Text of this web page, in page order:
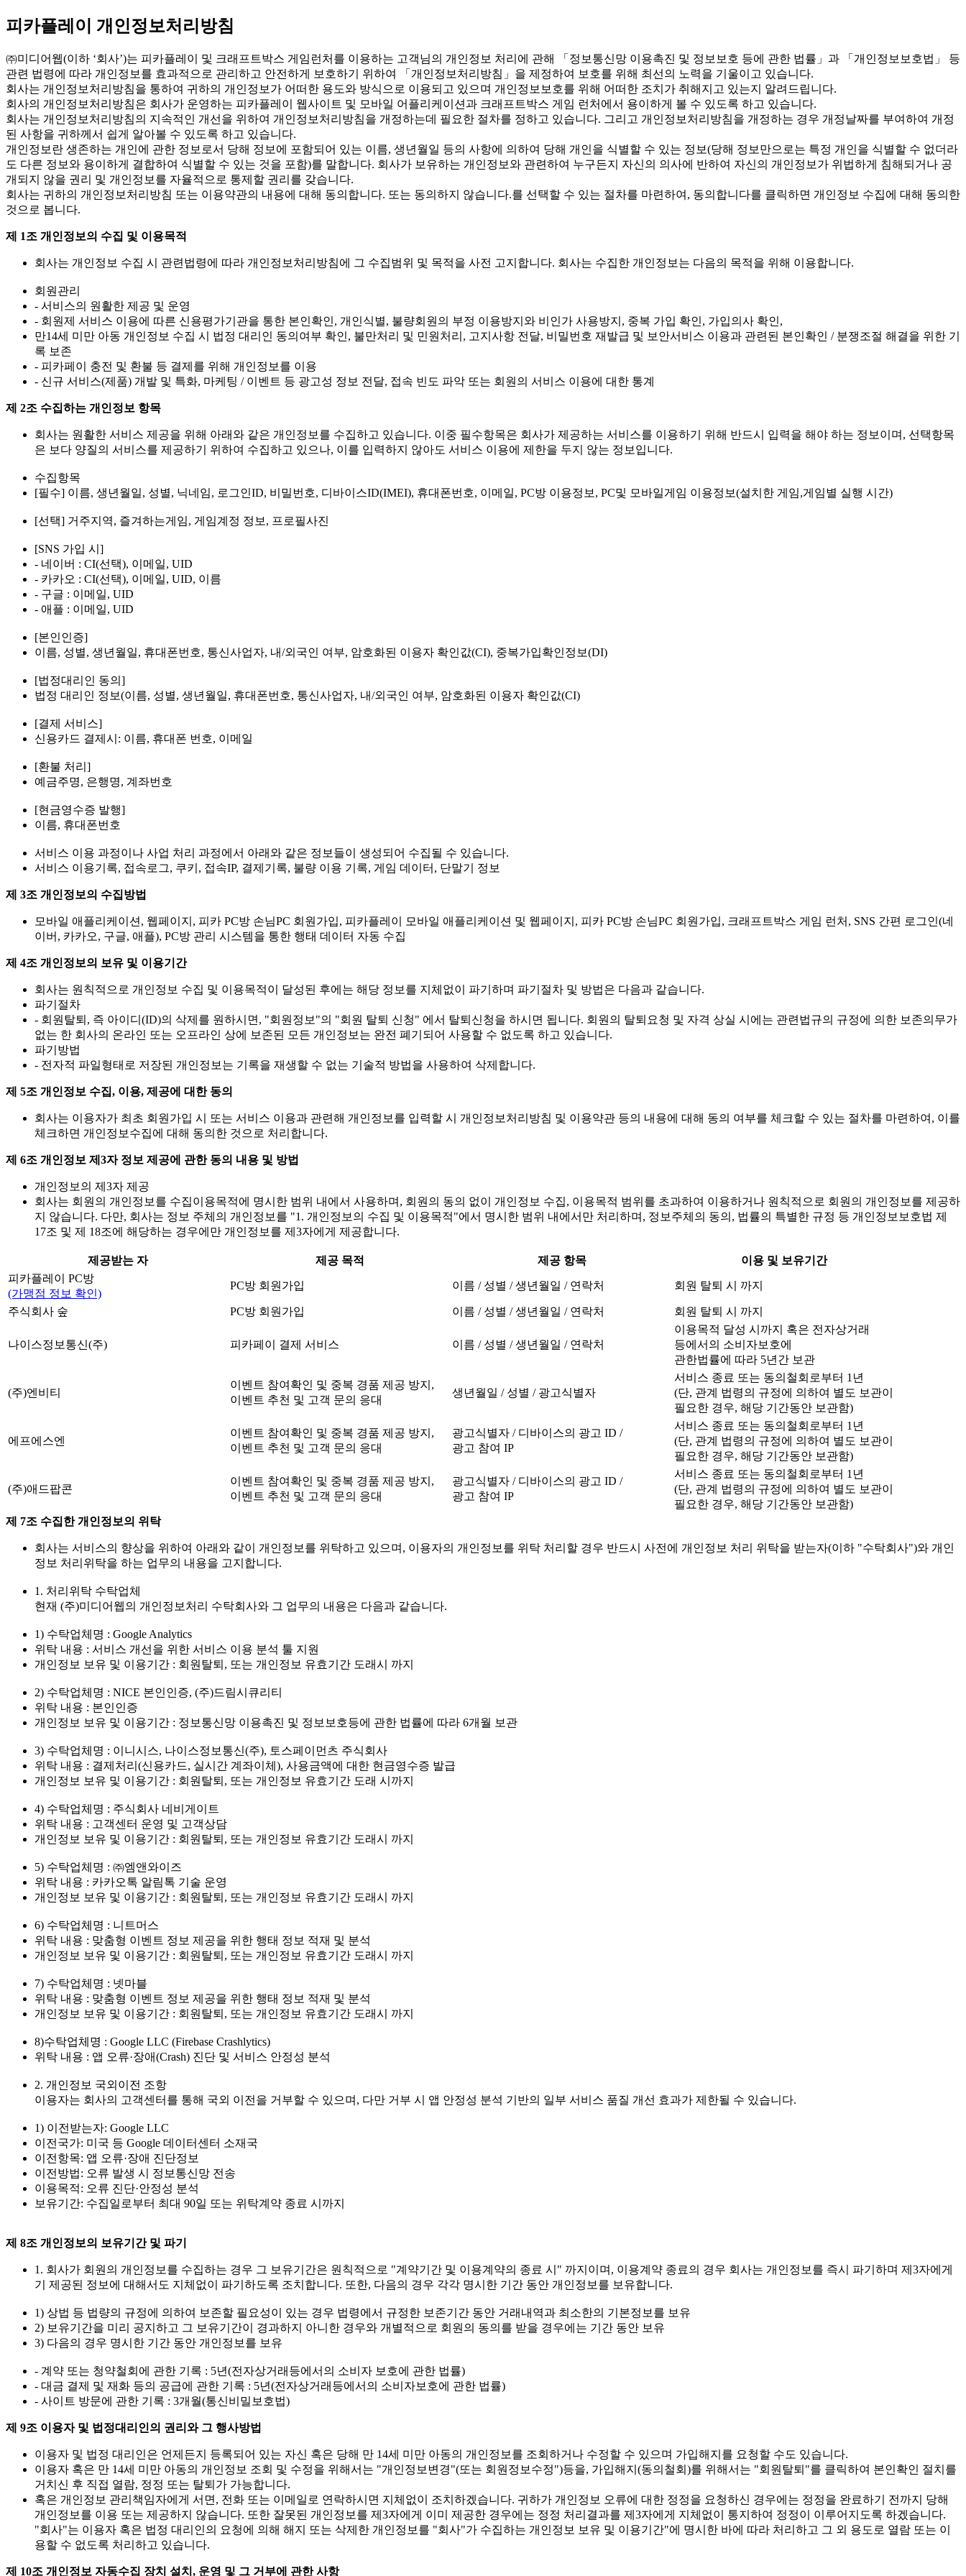
피카플레이 개인정보처리방침
㈜미디어웹(이하 ‘회사’)는 피카플레이 및 크래프트박스 게임런처를 이용하는 고객님의 개인정보 처리에 관해 「정보통신망 이용촉진 및 정보보호 등에 관한 법률」과 「개인정보보호법」 등
관련 법령에 따라 개인정보를 효과적으로 관리하고 안전하게 보호하기 위하여 「개인정보처리방침」을 제정하여 보호를 위해 최선의 노력을 기울이고 있습니다.
회사는 개인정보처리방침을 통하여 귀하의 개인정보가 어떠한 용도와 방식으로 이용되고 있으며 개인정보보호를 위해 어떠한 조치가 취해지고 있는지 알려드립니다.
회사의 개인정보처리방침은 회사가 운영하는 피카플레이 웹사이트 및 모바일 어플리케이션과 크래프트박스 게임 런처에서 용이하게 볼 수 있도록 하고 있습니다.
회사는 개인정보처리방침의 지속적인 개선을 위하여 개인정보처리방침을 개정하는데 필요한 절차를 정하고 있습니다. 그리고 개인정보처리방침을 개정하는 경우 개정날짜를 부여하여 개정
된 사항을 귀하께서 쉽게 알아볼 수 있도록 하고 있습니다.
개인정보란 생존하는 개인에 관한 정보로서 당해 정보에 포함되어 있는 이름, 생년월일 등의 사항에 의하여 당해 개인을 식별할 수 있는 정보(당해 정보만으로는 특정 개인을 식별할 수 없더라
도 다른 정보와 용이하게 결합하여 식별할 수 있는 것을 포함)를 말합니다. 회사가 보유하는 개인정보와 관련하여 누구든지 자신의 의사에 반하여 자신의 개인정보가 위법하게 침해되거나 공
개되지 않을 권리 및 개인정보를 자율적으로 통제할 권리를 갖습니다.
회사는 귀하의 개인정보처리방침 또는 이용약관의 내용에 대해 동의합니다. 또는 동의하지 않습니다.를 선택할 수 있는 절차를 마련하여, 동의합니다를 클릭하면 개인정보 수집에 대해 동의한
것으로 봅니다.
제 1조 개인정보의 수집 및 이용목적
회사는 개인정보 수집 시 관련법령에 따라 개인정보처리방침에 그 수집범위 및 목적을 사전 고지합니다. 회사는 수집한 개인정보는 다음의 목적을 위해 이용합니다.
회원관리
- 서비스의 원활한 제공 및 운영
- 회원제 서비스 이용에 따른 신용평가기관을 통한 본인확인, 개인식별, 불량회원의 부정 이용방지와 비인가 사용방지, 중복 가입 확인, 가입의사 확인,
만14세 미만 아동 개인정보 수집 시 법정 대리인 동의여부 확인, 불만처리 및 민원처리, 고지사항 전달, 비밀번호 재발급 및 보안서비스 이용과 관련된 본인확인 / 분쟁조절 해결을 위한 기
록 보존
- 피카페이 충전 및 환불 등 결제를 위해 개인정보를 이용
- 신규 서비스(제품) 개발 및 특화, 마케팅 / 이벤트 등 광고성 정보 전달, 접속 빈도 파악 또는 회원의 서비스 이용에 대한 통계
제 2조 수집하는 개인정보 항목
회사는 원활한 서비스 제공을 위해 아래와 같은 개인정보를 수집하고 있습니다. 이중 필수항목은 회사가 제공하는 서비스를 이용하기 위해 반드시 입력을 해야 하는 정보이며, 선택항목
은 보다 양질의 서비스를 제공하기 위하여 수집하고 있으나, 이를 입력하지 않아도 서비스 이용에 제한을 두지 않는 정보입니다.
수집항목
[필수] 이름, 생년월일, 성별, 닉네임, 로그인ID, 비밀번호, 디바이스ID(IMEI), 휴대폰번호, 이메일, PC방 이용정보, PC및 모바일게임 이용정보(설치한 게임,게임별 실행 시간)
[선택] 거주지역, 즐겨하는게임, 게임계정 정보, 프로필사진
[SNS 가입 시]
- 네이버 : CI(선택), 이메일, UID
- 카카오 : CI(선택), 이메일, UID, 이름
- 구글 : 이메일, UID
- 애플 : 이메일, UID
[본인인증]
이름, 성별, 생년월일, 휴대폰번호, 통신사업자, 내/외국인 여부, 암호화된 이용자 확인값(CI), 중복가입확인정보(DI)
[법정대리인 동의]
법정 대리인 정보(이름, 성별, 생년월일, 휴대폰번호, 통신사업자, 내/외국인 여부, 암호화된 이용자 확인값(CI)
[결제 서비스]
신용카드 결제시: 이름, 휴대폰 번호, 이메일
[환불 처리]
예금주명, 은행명, 계좌번호
[현금영수증 발행]
이름, 휴대폰번호
서비스 이용 과정이나 사업 처리 과정에서 아래와 같은 정보들이 생성되어 수집될 수 있습니다.
서비스 이용기록, 접속로그, 쿠키, 접속IP, 결제기록, 불량 이용 기록, 게임 데이터, 단말기 정보
제 3조 개인정보의 수집방법
모바일 애플리케이션, 웹페이지, 피카 PC방 손님PC 회원가입, 피카플레이 모바일 애플리케이션 및 웹페이지, 피카 PC방 손님PC 회원가입, 크래프트박스 게임 런처, SNS 간편 로그인(네
이버, 카카오, 구글, 애플), PC방 관리 시스템을 통한 행태 데이터 자동 수집
제 4조 개인정보의 보유 및 이용기간
회사는 원칙적으로 개인정보 수집 및 이용목적이 달성된 후에는 해당 정보를 지체없이 파기하며 파기절차 및 방법은 다음과 같습니다.
파기절차
- 회원탈퇴, 즉 아이디(ID)의 삭제를 원하시면, "회원정보"의 "회원 탈퇴 신청" 에서 탈퇴신청을 하시면 됩니다. 회원의 탈퇴요청 및 자격 상실 시에는 관련법규의 규정에 의한 보존의무가
없는 한 회사의 온라인 또는 오프라인 상에 보존된 모든 개인정보는 완전 폐기되어 사용할 수 없도록 하고 있습니다.
파기방법
- 전자적 파일형태로 저장된 개인정보는 기록을 재생할 수 없는 기술적 방법을 사용하여 삭제합니다.
제 5조 개인정보 수집, 이용, 제공에 대한 동의
회사는 이용자가 최초 회원가입 시 또는 서비스 이용과 관련해 개인정보를 입력할 시 개인정보처리방침 및 이용약관 등의 내용에 대해 동의 여부를 체크할 수 있는 절차를 마련하여, 이를
체크하면 개인정보수집에 대해 동의한 것으로 처리합니다.
제 6조 개인정보 제3자 정보 제공에 관한 동의 내용 및 방법
개인정보의 제3자 제공
회사는 회원의 개인정보를 수집이용목적에 명시한 범위 내에서 사용하며, 회원의 동의 없이 개인정보 수집, 이용목적 범위를 초과하여 이용하거나 원칙적으로 회원의 개인정보를 제공하
지 않습니다. 다만, 회사는 정보 주체의 개인정보를 "1. 개인정보의 수집 및 이용목적"에서 명시한 범위 내에서만 처리하며, 정보주체의 동의, 법률의 특별한 규정 등 개인정보보호법 제
17조 및 제 18조에 해당하는 경우에만 개인정보를 제3자에게 제공합니다.
제공받는 자 제공 목적 제공 항목
이용 및 보유기간
피카플레이 PC방
(가맹점 정보 확인)
PC방 회원가입 이름 / 성별 / 생년월일 / 연락처 회원 탈퇴 시 까지
주식회사 숲 PC방 회원가입 이름 / 성별 / 생년월일 / 연락처 회원 탈퇴 시 까지
나이스정보통신(주) 피카페이 결제 서비스 이름 / 성별 / 생년월일 / 연락처
이용목적 달성 시까지 혹은 전자상거래
등에서의 소비자보호에
관한법률에 따라 5년간 보관
(주)엔비티
이벤트 참여확인 및 중복 경품 제공 방지,
이벤트 추천 및 고객 문의 응대
생년월일 / 성별 / 광고식별자
서비스 종료 또는 동의철회로부터 1년
(단, 관계 법령의 규정에 의하여 별도 보관이
필요한 경우, 해당 기간동안 보관함)
에프에스엔
이벤트 참여확인 및 중복 경품 제공 방지,
이벤트 추천 및 고객 문의 응대
광고식별자 / 디바이스의 광고 ID /
광고 참여 IP
서비스 종료 또는 동의철회로부터 1년
(단, 관계 법령의 규정에 의하여 별도 보관이
필요한 경우, 해당 기간동안 보관함)
(주)애드팝콘
이벤트 참여확인 및 중복 경품 제공 방지,
이벤트 추천 및 고객 문의 응대
광고식별자 / 디바이스의 광고 ID /
광고 참여 IP
서비스 종료 또는 동의철회로부터 1년
(단, 관계 법령의 규정에 의하여 별도 보관이
필요한 경우, 해당 기간동안 보관함)
제 7조 수집한 개인정보의 위탁
회사는 서비스의 향상을 위하여 아래와 같이 개인정보를 위탁하고 있으며, 이용자의 개인정보를 위탁 처리할 경우 반드시 사전에 개인정보 처리 위탁을 받는자(이하 "수탁회사")와 개인
정보 처리위탁을 하는 업무의 내용을 고지합니다.
1. 처리위탁 수탁업체
현재 (주)미디어웹의 개인정보처리 수탁회사와 그 업무의 내용은 다음과 같습니다.
1) 수탁업체명 : Google Analytics
위탁 내용 : 서비스 개선을 위한 서비스 이용 분석 툴 지원
개인정보 보유 및 이용기간 : 회원탈퇴, 또는 개인정보 유효기간 도래시 까지
2) 수탁업체명 : NICE 본인인증, (주)드림시큐리티
위탁 내용 : 본인인증
개인정보 보유 및 이용기간 : 정보통신망 이용촉진 및 정보보호등에 관한 법률에 따라 6개월 보관
3) 수탁업체명 : 이니시스, 나이스정보통신(주), 토스페이먼츠 주식회사
위탁 내용 : 결제처리(신용카드, 실시간 계좌이체), 사용금액에 대한 현금영수증 발급
개인정보 보유 및 이용기간 : 회원탈퇴, 또는 개인정보 유효기간 도래 시까지
4) 수탁업체명 : 주식회사 네비게이트
위탁 내용 : 고객센터 운영 및 고객상담
개인정보 보유 및 이용기간 : 회원탈퇴, 또는 개인정보 유효기간 도래시 까지
5) 수탁업체명 : ㈜엠앤와이즈
위탁 내용 : 카카오톡 알림톡 기술 운영
개인정보 보유 및 이용기간 : 회원탈퇴, 또는 개인정보 유효기간 도래시 까지
6) 수탁업체명 : 니트머스
위탁 내용 : 맞춤형 이벤트 정보 제공을 위한 행태 정보 적재 및 분석
개인정보 보유 및 이용기간 : 회원탈퇴, 또는 개인정보 유효기간 도래시 까지
7) 수탁업체명 : 넷마블
위탁 내용 : 맞춤형 이벤트 정보 제공을 위한 행태 정보 적재 및 분석
개인정보 보유 및 이용기간 : 회원탈퇴, 또는 개인정보 유효기간 도래시 까지
8)수탁업체명 : Google LLC (Firebase Crashlytics)
위탁 내용 : 앱 오류·장애(Crash) 진단 및 서비스 안정성 분석
2. 개인정보 국외이전 조항
이용자는 회사의 고객센터를 통해 국외 이전을 거부할 수 있으며, 다만 거부 시 앱 안정성 분석 기반의 일부 서비스 품질 개선 효과가 제한될 수 있습니다.
1) 이전받는자: Google LLC
이전국가: 미국 등 Google 데이터센터 소재국
이전항목: 앱 오류·장애 진단정보
이전방법: 오류 발생 시 정보통신망 전송
이용목적: 오류 진단·안정성 분석
보유기간: 수집일로부터 최대 90일 또는 위탁계약 종료 시까지
제 8조 개인정보의 보유기간 및 파기
1. 회사가 회원의 개인정보를 수집하는 경우 그 보유기간은 원칙적으로 "계약기간 및 이용계약의 종료 시" 까지이며, 이용계약 종료의 경우 회사는 개인정보를 즉시 파기하며 제3자에게
기 제공된 정보에 대해서도 지체없이 파기하도록 조치합니다. 또한, 다음의 경우 각각 명시한 기간 동안 개인정보를 보유합니다.
1) 상법 등 법량의 규정에 의하여 보존할 필요성이 있는 경우 법령에서 규정한 보존기간 동안 거래내역과 최소한의 기본정보를 보유
2) 보유기간을 미리 공지하고 그 보유기간이 경과하지 아니한 경우와 개별적으로 회원의 동의를 받을 경우에는 기간 동안 보유
3) 다음의 경우 명시한 기간 동안 개인정보를 보유
- 계약 또는 청약철회에 관한 기록 : 5년(전자상거래등에서의 소비자 보호에 관한 법률)
- 대금 결제 및 재화 등의 공급에 관한 기록 : 5년(전자상거래등에서의 소비자보호에 관한 법률)
- 사이트 방문에 관한 기록 : 3개월(통신비밀보호법)
제 9조 이용자 및 법정대리인의 권리와 그 행사방법
이용자 및 법정 대리인은 언제든지 등록되어 있는 자신 혹은 당해 만 14세 미만 아동의 개인정보를 조회하거나 수정할 수 있으며 가입해지를 요청할 수도 있습니다.
이용자 혹은 만 14세 미만 아동의 개인정보 조회 및 수정을 위해서는 "개인정보변경"(또는 회원정보수정")등을, 가입해지(동의철회)를 위해서는 "회원탈퇴"를 클릭하여 본인확인 절치를
거치신 후 직접 열람, 정정 또는 탈퇴가 가능합니다.
혹은 개인정보 관리책임자에게 서면, 전화 또는 이메일로 연락하시면 지체없이 조치하겠습니다. 귀하가 개인정보 오류에 대한 정정을 요청하신 경우에는 정정을 완료하기 전까지 당해
개인정보를 이용 또는 제공하지 않습니다. 또한 잘못된 개인정보를 제3자에게 이미 제공한 경우에는 정정 처리결과를 제3자에게 지체없이 통지하여 정정이 이루어지도록 하겠습니다.
"회사"는 이용자 혹은 법정 대리인의 요청에 의해 해지 또는 삭제한 개인정보를 "회사"가 수집하는 개인정보 보유 및 이용기간"에 명시한 바에 따라 처리하고 그 외 용도로 열람 또는 이
용할 수 없도록 처리하고 있습니다.
제 10조 개인정보 자동수집 장치 설치, 운영 및 그 거부에 관한 사항